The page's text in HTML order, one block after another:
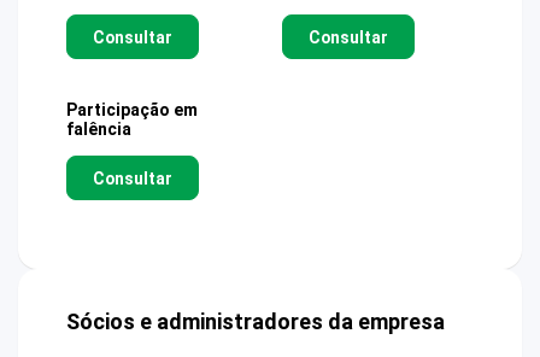
Consultar Consultar
Participação em
falência
Consultar
Sócios e administradores da empresa